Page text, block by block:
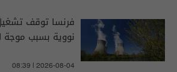
نووية بسبب موجة
08:39 | 2026-08-04